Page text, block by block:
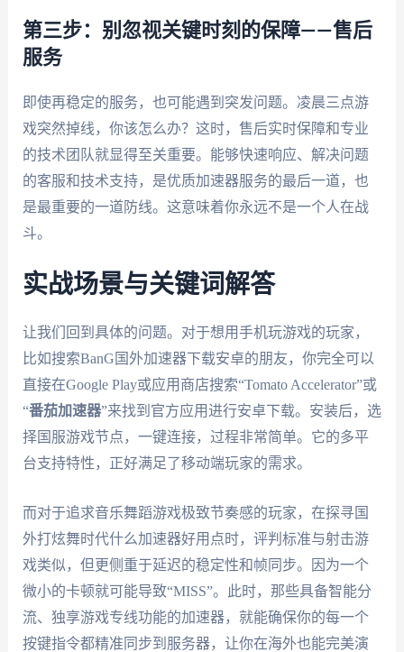
第三步：别忽视关键时刻的保障——售后
服务
即使再稳定的服务，也可能遇到突发问题。凌晨三点游
戏突然掉线，你该怎么办？这时，售后实时保障和专业
的技术团队就显得至关重要。能够快速响应、解决问题
的客服和技术支持，是优质加速器服务的最后一道，也
是最重要的一道防线。这意味着你永远不是一个人在战
斗。
实战场景与关键词解答
让我们回到具体的问题。对于想用手机玩游戏的玩家，
比如搜索BanG国外加速器下载安卓的朋友，你完全可以
直接在Google Play或应用商店搜索“Tomato Accelerator”或
“番茄加速器”来找到官方应用进行安卓下载。安装后，选
择国服游戏节点，一键连接，过程非常简单。它的多平
台支持特性，正好满足了移动端玩家的需求。
而对于追求音乐舞蹈游戏极致节奏感的玩家，在探寻国
外打炫舞时代什么加速器好用点时，评判标准与射击游
戏类似，但更侧重于延迟的稳定性和帧同步。因为一个
微小的卡顿就可能导致“MISS”。此时，那些具备智能分
流、独享游戏专线功能的加速器，就能确保你的每一个
按键指令都精准同步到服务器，让你在海外也能完美演